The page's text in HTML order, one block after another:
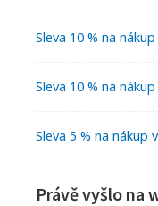
Sleva 10 % na
Sleva 10 % na
Sleva 5 % na nákup
Právě vyšlo na